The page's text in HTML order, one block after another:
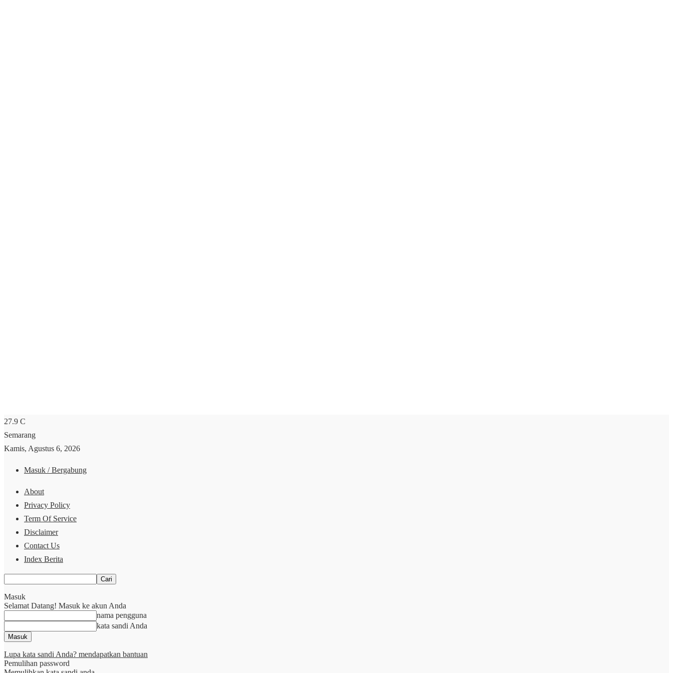
27.9 C
Semarang
Kamis, Agustus 6, 2026
Masuk / Bergabung
About
Privacy Policy
Term Of Service
Disclaimer
Contact Us
Index Berita
Masuk
Selamat Datang! Masuk ke akun Anda
nama pengguna
kata sandi Anda
Lupa kata sandi Anda? mendapatkan bantuan
Pemulihan password